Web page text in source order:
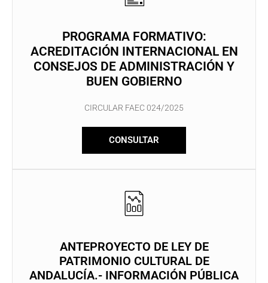
PROGRAMA FORMATIVO:
ACREDITACIÓN INTERNACIONAL EN
CONSEJOS DE ADMINISTRACIÓN Y
BUEN GOBIERNO
CIRCULAR FAEC 024/2025
CONSULTAR
ANTEPROYECTO DE LEY DE
PATRIMONIO CULTURAL DE
ANDALUCÍA.- INFORMACIÓN PÚBLICA